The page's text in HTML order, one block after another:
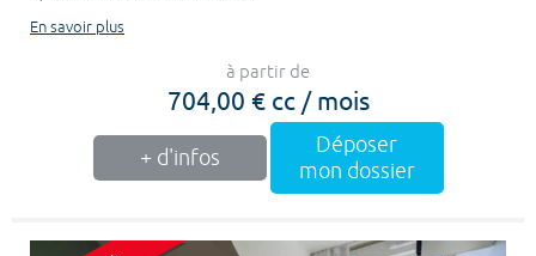
En savoir plus
à partir de
704,00 € cc / mois
+ d'infos
Déposer
mon dossier